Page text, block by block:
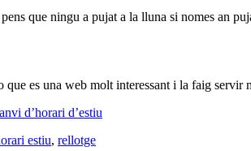
que ningu a pujat a la lluna si nomes an
que es una web molt interessant i la faig
estiu, rellotge